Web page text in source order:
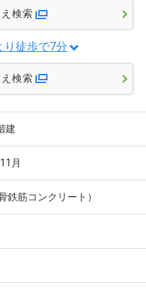
検索
り徒歩で7分
検索
建
月
鉄筋コンクリート）